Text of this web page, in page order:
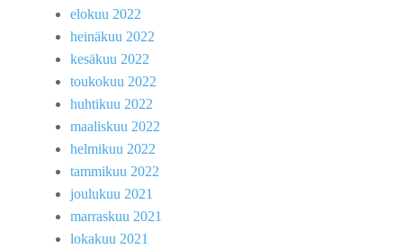
elokuu 2022
heinäkuu 2022
kesäkuu 2022
toukokuu 2022
huhtikuu 2022
maaliskuu 2022
helmikuu 2022
tammikuu 2022
joulukuu 2021
marraskuu 2021
lokakuu 2021